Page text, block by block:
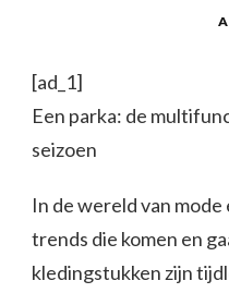
[ad_1]
Een parka: de
seizoen
In de wereld van
trends die komen en
kledingstukken zijn